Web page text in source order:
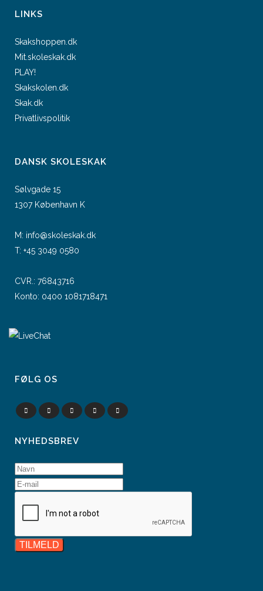
LINKS
Skakshoppen.dk
Mit.skoleskak.dk
PLAY!
Skakskolen.dk
Skak.dk
Privatlivspolitik
DANSK SKOLESKAK
Sølvgade 15
1307 København K
M: info@skoleskak.dk
T: +45 3049 0580
CVR.: 76843716
Konto: 0400 1081718471
FØLG OS
NYHEDSBREV